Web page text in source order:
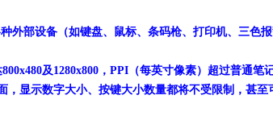
外部设备（如键盘、鼠标、条码枪、打印机、 三色
及1280x800，PPI（每英寸像素）超过普通笔
显示数字大小、按键大小数量都将不受限制，甚至